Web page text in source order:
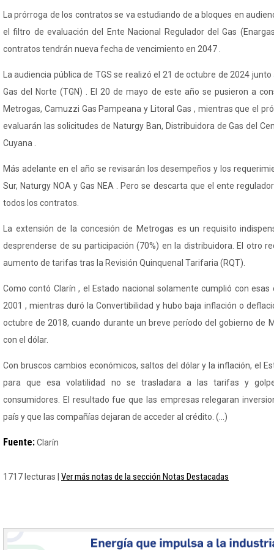
La prórroga de los contratos se va estudiando de a bloques en
el filtro de evaluación del Ente Nacional Regulador del Gas (
contratos tendrán nueva fecha de vencimiento en 2047 .
La audiencia pública de TGS se realizó el 21 de octubre de 2024
Gas del Norte (TGN) . El 20 de mayo de este año se pusieron a
Metrogas, Camuzzi Gas Pampeana y Litoral Gas , mientras que el
evaluarán las solicitudes de Naturgy Ban, Distribuidora de Gas del
Cuyana .
Más adelante en el año se revisarán los desempeños y los
Sur, Naturgy NOA y Gas NEA . Pero se descarta que el ente
todos los contratos.
La extensión de la concesión de Metrogas es un requisito
desprenderse de su participación (70%) en la distribuidora. El otro
aumento de tarifas tras la Revisión Quinquenal Tarifaria (RQT).
Como contó Clarín , el Estado nacional solamente cumplió con
2001 , mientras duró la Convertibilidad y hubo baja inflación o
octubre de 2018, cuando durante un breve período del gobierno de
con el dólar.
Con bruscos cambios económicos, saltos del dólar y la inflación, el
para que esa volatilidad no se trasladara a las tarifas y
consumidores. El resultado fue que las empresas relegaran
país y que las compañías dejaran de acceder al crédito. (...)
Fuente:Clarín
1717 lecturas | Ver más notas de la sección Notas Destacadas